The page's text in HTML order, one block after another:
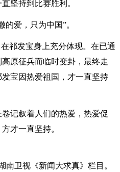
坚持到比赛胜利。
的爱，只为中国”。
祁发宝身上充分体现。在已通
原征兵而临时变卦，最终走
宝因热爱祖国，才一直坚持
记叙着人们的热爱，热爱促
才一直坚持。
南卫视《新闻大求真》栏目。